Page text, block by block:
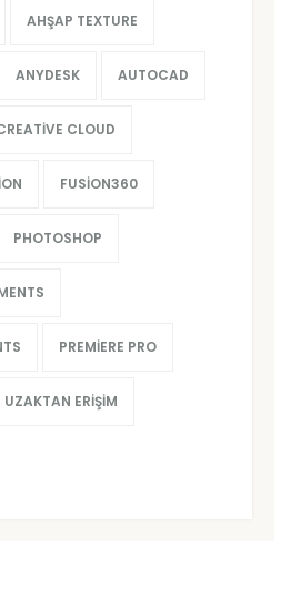
AHŞAP TEXTURE
ANYDESK AUTOCAD
CLOUD
FUSION360
PHOTOSHOP
PREMIERE PRO
UZAKTAN ERIŞIM